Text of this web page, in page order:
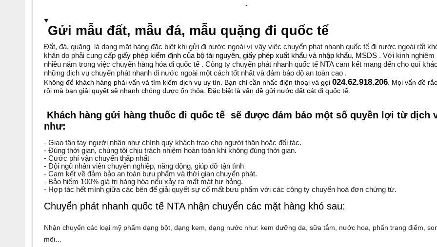
-
Gửi mẫu đất, mẫu đá, mẫu quặng đi quốc tế
Đất, đá, quặng là dạng mặt hàng đặc biệt khi gửi đi nước ngoài vì vậy việc chuyển phat nhanh quốc tế đi nước ngoài rất
khăn do phải cung cấpgiấy phép kiểm định của bộ tài nguyên, giấy phép xuất khẩu và nhập khẩu, MSDS . Với kinh nghiêm
nhiều năm trong việc chuyển hàng hóa đi quốc tế . Công ty chuyển phát nhanh quốc tế NTA cam kết mang đến cho quí
những dịch vụ chuyển phát nhanh đi nước ngoài một cách tốt nhất và đảm bảo độ an toàn cao .
Không để khách hàng phải vấn vả tìm kiếm dịch vụ uy tín. Bạn chỉ cần nhấc điện thoại và gọi024.62.918.206. Mọi vấn đề rắc
rồi mà bạn giải quyết sẽ nhanh chóng được ổn thỏa. Đặc biệt là vấn đề gửi nước đất cát đi quốc tế.
Khách hàng gửi hàng thuốc đi quốc tế sẽ được đảm bảo một số quyền lợi từ dịch
như:
- Giao tận tay người nhận như chính quý khách trao cho người thân hoặc đối tác.
-Đúng thời gian, chúng tôi chịu trách nhiệm hoàn toàn khi không đúng thời gian.
- Cước phí vận chuyển thấp nhất
- Đội ngũ nhân viên chuyên nghiệp, năng động, giúp đỡ tận tình
- Cam kết về đảm bảo an toàn bưu phẩm và thời gian chuyển phát.
- Bảo hiểm 100% giá trị hàng hóa nếu xảy ra mất mát hư hỏng.
- Hợp tác hết mình giữa các bên để giải quyết sự cố mất bưu phẩm với các công ty chuyển hoá đơn chứng từ.
Chuyển phát nhanh quốc tế NTA nhận chuyển các mặt hàng khó sau:
Nhận chuyển các loại mỹ phẩm dạng bột, dạng kem, dạng nước như: kem dưỡng da, sữa tắm, nước hoa, phấn trang điểm,
môi…